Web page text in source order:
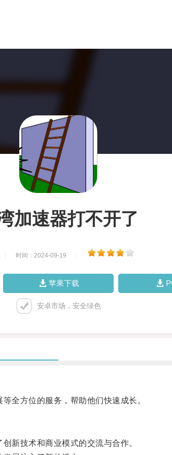
加速器打不开了
时间：2024-09-19
苹果下载
安卓市场，安全绿色
全方位的服务，帮助他们快速成长。
新技术和商业模式的交流与合作。